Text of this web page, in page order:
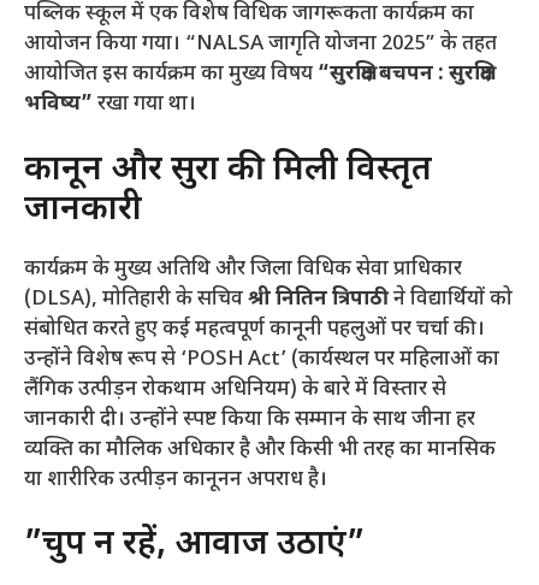
पब्लिक स्कूल में एक विशेष विधिक जागरूकता कार्यक्रम का
आयोजन किया गया। “NALSA जागृति योजना 2025” के तहत
आयोजित इस कार्यक्रम का मुख्य विषय “सुरक्षित बचपन : सुरक्षित
भविष्य” रखा गया था।
​कानून और सुरक्षा की मिली विस्तृत
जानकारी
​कार्यक्रम के मुख्य अतिथि और जिला विधिक सेवा प्राधिकार
(DLSA), मोतिहारी के सचिवश्री नितिन त्रिपाठीने विद्यार्थियों को
संबोधित करते हुए कई महत्वपूर्ण कानूनी पहलुओं पर चर्चा की।
उन्होंने विशेष रूप से ‘POSH Act’ (कार्यस्थल पर महिलाओं का
लैंगिक उत्पीड़न रोकथाम अधिनियम) के बारे में विस्तार से
जानकारी दी। उन्होंने स्पष्ट किया कि सम्मान के साथ जीना हर
व्यक्ति का मौलिक अधिकार है और किसी भी तरह का मानसिक
या शारीरिक उत्पीड़न कानूनन अपराध है।
​”चुप न रहें, आवाज उठाएं”